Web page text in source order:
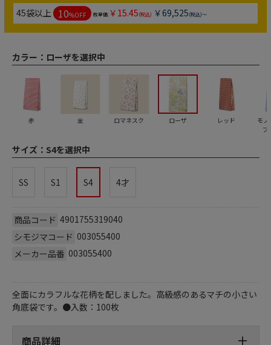
45袋以上 10%OFF 枚単価:￥15.45(税込) ￥69,525(税込)～
カラー： ローザを選択中
赤 金 ロマネスク ローザ レッド
モ
プ
サイズ： S4を選択中
SS S1 S4 4才
商品コード 4901755319040
シモジマコード 003055400
メーカー品番 003055400
全面にカラフルな花柄を配しました。高級感のあるマチの小さい
角底袋です。●入数：100枚
商品詳細